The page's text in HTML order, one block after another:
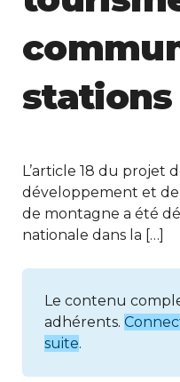
stations
L’article 18 du projet
développement et
de montagne a été
nationale dans la […]
Le contenu
adhérents.
suite.